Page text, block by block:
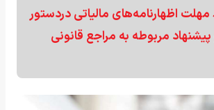
اظهارنامه‌های مالیاتی دردستور
پیشنهاد مربوطه به مراجع قانونی